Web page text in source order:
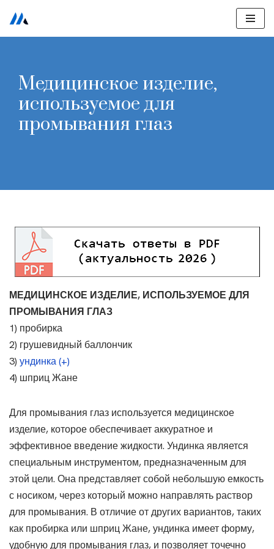
Перейти
Медицинское изделие,
используемое для
промывания глаз
МЕДИЦИНСКОЕ ИЗДЕЛИЕ, ИСПОЛЬЗУЕМОЕ ДЛЯ
ПРОМЫВАНИЯ ГЛАЗ
1) пробирка
2) грушевидный баллончик
3) ундинка (+)
4) шприц Жане
Для промывания глаз используется медицинское
изделие, которое обеспечивает аккуратное и
эффективное введение жидкости. Ундинка является
специальным инструментом, предназначенным для
этой цели. Она представляет собой небольшую емкость
с носиком, через который можно направлять раствор
для промывания. В отличие от других вариантов, таких
как пробирка или шприц Жане, ундинка имеет форму,
удобную для промывания глаз, и позволяет точечно